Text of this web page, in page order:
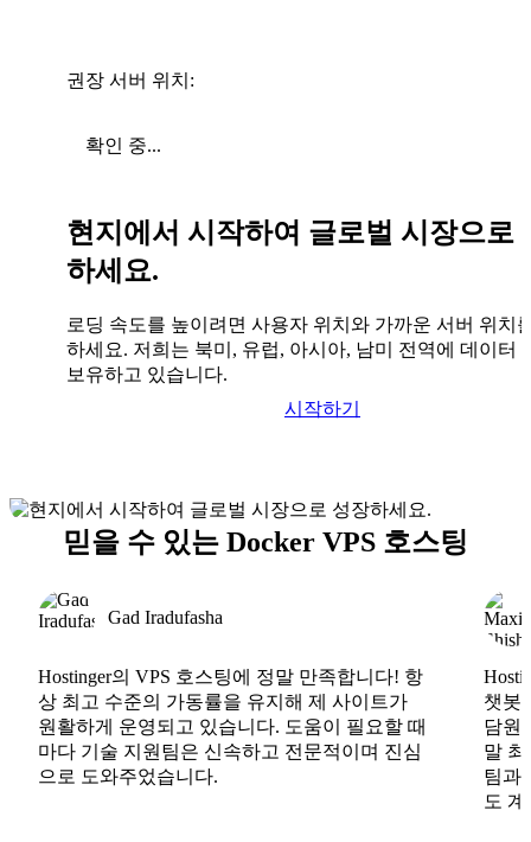
권장 서버 위치:
확인 중...
현지에서 시작하여 글로벌 시장으로
하세요.
로딩 속도를 높이려면 사용자 위치와 가까운 서버 위치
하세요. 저희는 북미, 유럽, 아시아, 남미 전역에 데이터
보유하고 있습니다.
시작하기
믿을 수 있는 Docker VPS 호스팅
Gad Iradufasha
Hostinger의 VPS 호스팅에 정말 만족합니다! 항
상 최고 수준의 가동률을 유지해 제 사이트가
원활하게 운영되고 있습니다. 도움이 필요할 때
마다 기술 지원팀은 신속하고 전문적이며 진심
으로 도와주었습니다.
챗봇
담원
말
팀과
도